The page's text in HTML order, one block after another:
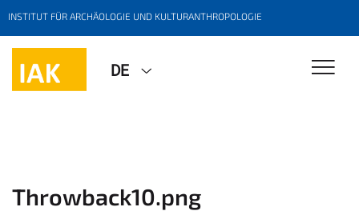
INSTITUT FÜR ARCHÄOLOGIE UND KULTURANTHROPOLOGIE
DE
Throwback10.png